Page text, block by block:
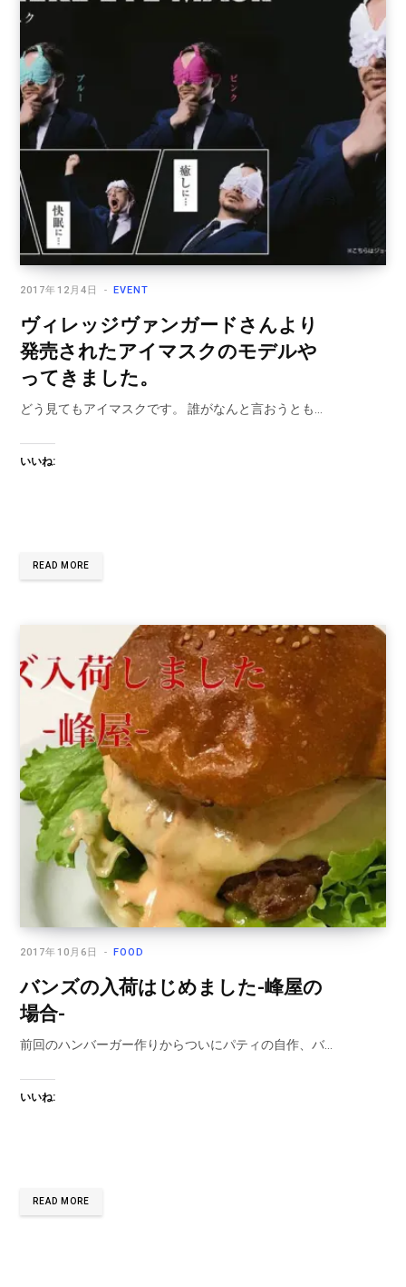
EVENT
2017年12月4日
ヴィレッジヴァンガードさんより
発売されたアイマスクのモデルや
ってきました。
どう見てもアイマスクです。 誰がなんと言おうとも…
いいね:
READ MORE
FOOD
2017年10月6日
バンズの入荷はじめました-峰屋の
場合-
前回のハンバーガー作りからついにパティの自作、バ…
いいね:
READ MORE